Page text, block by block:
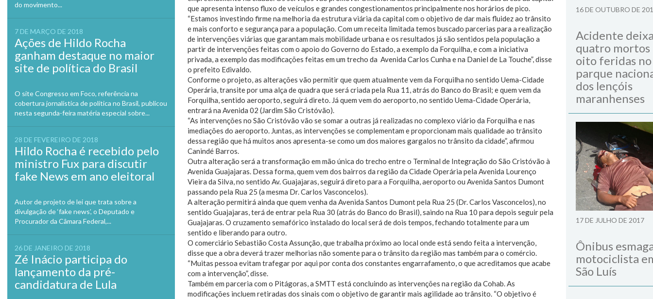
do movimento...
7 DE MARÇO DE 2018
Ações de Hildo Rocha
ganham destaque no maior
site de política do Brasil
O site Congresso em Foco, referência na
cobertura jornalística de política no Brasil, publicou
nesta segunda-feira matéria especial sobre...
28 DE FEVEREIRO DE 2018
Hildo Rocha é recebido pelo
ministro Fux para discutir
fake News em ano eleitoral
Autor de projeto de lei que trata sobre a
divulgação de ‘fake news’, o Deputado e
Procurador da Câmara Federal,...
26 DE JANEIRO DE 2018
Zé Inácio participa do
lançamento da pré-
candidatura de Lula
que apresenta intenso fluxo de veículos e grandes congestionamentos principalmente nos horários de pico.
“Estamos investindo firme na melhoria da estrutura viária da capital com o objetivo de dar mais fluidez ao trânsito
e mais conforto e segurança para a população. Com um receita limitada temos buscado parcerias para a realização
de intervenções viárias que garantam mais mobilidade urbana e os resultados já são sentidos pela população a
partir de intervenções feitas com o apoio do Governo do Estado, a exemplo da Forquilha, e com a iniciativa
privada, a exemplo das modificações feitas em um trecho da Avenida Carlos Cunha e na Daniel de La Touche”, disse
o prefeito Edivaldo.
Conforme o projeto, as alterações vão permitir que quem atualmente vem da Forquilha no sentido Uema-Cidade
Operária, transite por uma alça de quadra que será criada pela Rua 11, atrás do Banco do Brasil; e quem vem da
Forquilha, sentido aeroporto, seguirá direto. Já quem vem do aeroporto, no sentido Uema-Cidade Operária,
entrará na Avenida 02 (Jardim São Cristóvão).
“As intervenções no São Cristóvão vão se somar a outras já realizadas no complexo viário da Forquilha e nas
imediações do aeroporto. Juntas, as intervenções se complementam e proporcionam mais qualidade ao trânsito
dessa região que há muitos anos apresenta-se como um dos maiores gargalos no trânsito da cidade”, afirmou
Canindé Barros.
Outra alteração será a transformação em mão única do trecho entre o Terminal de Integração do São Cristóvão à
Avenida Guajajaras. Dessa forma, quem vem dos bairros da região da Cidade Operária pela Avenida Lourenço
Vieira da Silva, no sentido Av. Guajajaras, seguirá direto para a Forquilha, aeroporto ou Avenida Santos Dumont
passando pela Rua 25 (a mesma Dr. Carlos Vasconcelos).
A alteração permitirá ainda que quem venha da Avenida Santos Dumont pela Rua 25 (Dr. Carlos Vasconcelos), no
sentido Guajajaras, terá de entrar pela Rua 30 (atrás do Banco do Brasil), saindo na Rua 10 para depois seguir pela
Guajajaras. O cruzamento semafórico instalado do local será de dois tempos, fechando totalmente para um
sentido e liberando para outro.
O comerciário Sebastião Costa Assunção, que trabalha próximo ao local onde está sendo feita a intervenção,
disse que a obra deverá trazer melhorias não somente para o trânsito da região mas também para o comércio.
“Muitas pessoa evitam trafegar por aqui por conta dos constantes engarrafamento, o que acreditamos que acabe
com a intervenção”, disse.
Também em parceria com o Pitágoras, a SMTT está concluindo as intervenções na região da Cohab. As
modificações incluem retiradas dos sinais com o objetivo de garantir mais agilidade ao trânsito. “O objetivo é
16 DE OUTUBRO DE
Acidente
quatro mortos
oito feridas no
parque
dos lençóis
maranhenses
17 DE JULHO DE 2017
Ônibus
motociclista
São Luís